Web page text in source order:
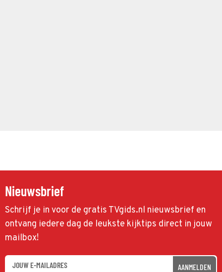
Nieuwsbrief
Schrijf je in voor de gratis TVgids.nl nieuwsbrief en
ontvang iedere dag de leukste kijktips direct in jouw
mailbox!
AANMELDEN